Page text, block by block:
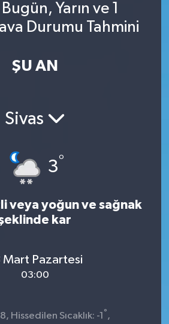
Bugün, Yarın ve 1
Durumu Tahmini
ŞU AN
Sivas
3°
veya yoğun ve sağnak
kar
Mart Pazartesi
03:00
Hissedilen Sıcaklık: -1 ° ,
- Turizm
Durumu ve Fikstür